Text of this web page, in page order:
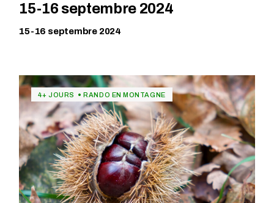
15-16 septembre 2024
15-16 septembre 2024
4+ JOURS RANDO EN MONTAGNE